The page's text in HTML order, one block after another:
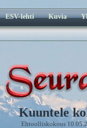
ESV-lehti Kuvia
Kuuntele
Ehtoolliskokous